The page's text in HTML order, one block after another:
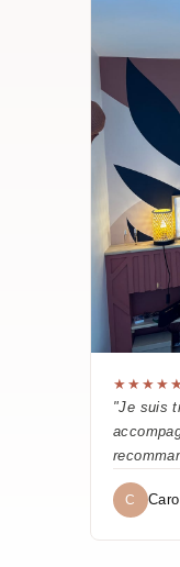
"Je suis
C